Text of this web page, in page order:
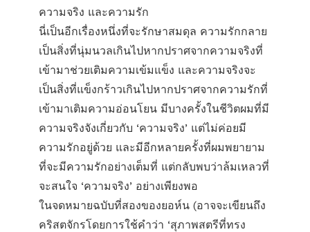
ความจริง และความรัก
นี่เป็นอีกเรื่องหนึ่งที่จะรักษาสมดุล ความรักกลาย
เป็นสิ่งที่นุ่มนวลเกินไปหากปราศจากความจริงที่
เข้ามาช่วยเติมความเข้มแข็ง และความจริงจะ
เป็นสิ่งที่แข็งกร้าวเกินไปหากปราศจากความรักที่
เข้ามาเติมความอ่อนโยน มีบางครั้งในชีวิตผมที่มี
ความจริงจังเกี่ยวกับ ‘ความจริง’ แต่ไม่ค่อยมี
ความรักอยู่ด้วย และมีอีกหลายครั้งที่ผมพยายาม
ที่จะมีความรักอย่างเต็มที่ แต่กลับพบว่าล้มเหลวที่
จะสนใจ ‘ความจริง’ อย่างเพียงพอ
ในจดหมายฉบับที่สองของยอห์น (อาจจะเขียนถึง
คริสตจักรโดยการใช้คำว่า ‘สุภาพสตรีที่ทรง